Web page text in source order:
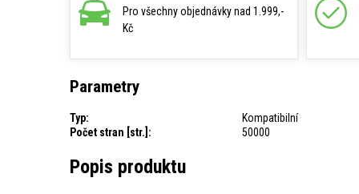
Pro všechny objednávky nad 1.999,-
Kč
Parametry
Typ:
Kompatibilní
Počet stran [str.]:
50000
Popis produktu